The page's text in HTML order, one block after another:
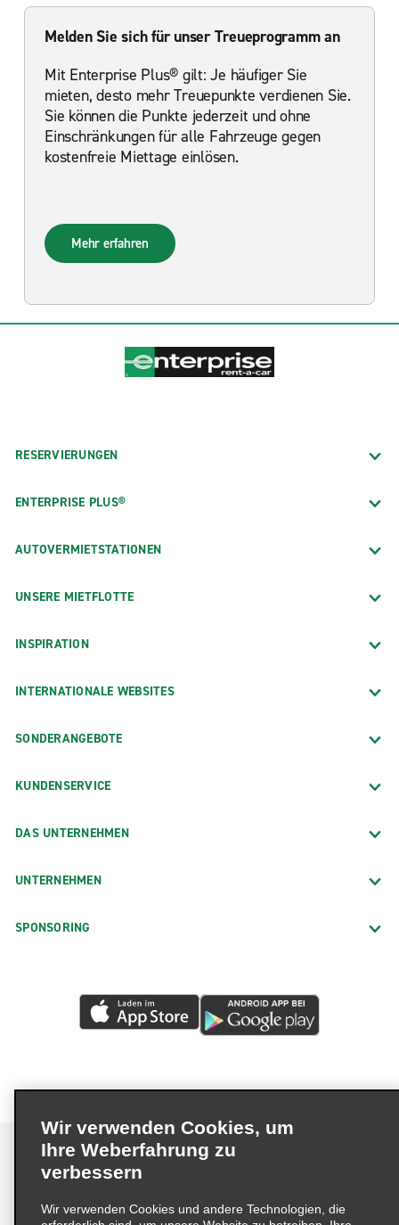
Melden Sie sich für unser Treueprogramm an
Mit Enterprise Plus® gilt: Je häufiger Sie
mieten, desto mehr Treuepunkte verdienen Sie.
Sie können die Punkte jederzeit und ohne
Einschränkungen für alle Fahrzeuge gegen
kostenfreie Miettage einlösen.
Mehr erfahren
RESERVIERUNGEN
ENTERPRISE PLUS®
AUTOVERMIETSTATIONEN
UNSERE MIETFLOTTE
INSPIRATION
INTERNATIONALE WEBSITES
SONDERANGEBOTE
KUNDENSERVICE
DAS UNTERNEHMEN
UNTERNEHMEN
SPONSORING
Impressum Nutzungsbedingungen
Datenschutzrichtlinie
Wir verwenden Cookies, um
Ihre Weberfahrung zu
verbessern
Wir verwenden Cookies und andere Technologien, die